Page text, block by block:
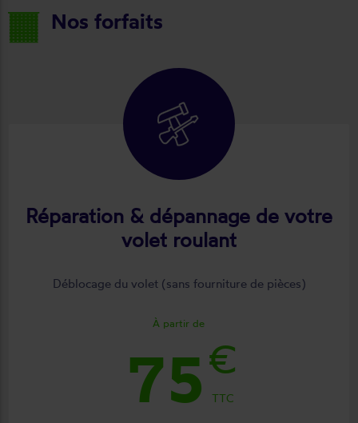
Nos forfaits
Réparation & dépannage de votre
volet roulant
Déblocage du volet (sans fourniture de pièces)
À partir de
75€
TTC